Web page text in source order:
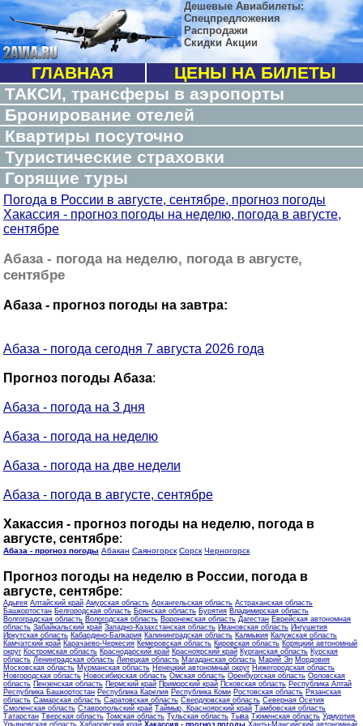
Дешевые Авиабилеты:
Спецпредложения
Распродажи
Скидки Акции
ГЛАВНАЯ
ЦЕНЫ НА БИЛЕТЫ
ТАКСИ, трансферы в аэропорты
Бронирование отелей
Квартиры посуточно
Туристические страховки
Горящие туры
Погода в России в августе, сентябре, прогноз погоды
Хакассия - прогноз погоды на неделю, погода в августе,
сентябре
Абаза - погода на неделю, погода в августе,
сентябре
Абаза - прогноз погоды на завтра:
Абаза - погода сегодня 7 августа 2026 года
Прогноз погоды Абаза:
Абаза - погода на 3 дня
Абаза - погода на неделю
Абаза - погода на две недели
Абаза - погода в августе, сентябре
Хакассия - прогноз погоды на неделю, погода в
августе, сентябре:
Абаза - прогноз погоды Абакан Саяногорск Сорск Черногорск
Прогноз погоды на неделю в России, погода в
августе, сентябре:
Адыгея Алтайский край Амурская область Архангельская область Астраханская область
Башкортостан Белгородская область Брянская область Бурятия Владимирская область
Волгоградская область Вологодская область Воронежская область Дагестан Еврейская автономная
область Забайкальский край Западно-Казахстанская область Ивановская область Ингушетия
Иркутская область Кабардино-Балкария Калининградская область Калмыкия Калужская область
Камчатский край Карачаево-Черкесия Кемеровская область Кировская область Коряцкий автономный
округ Костромская область Краснодарский край Красноярский край Курганская область Курская
область Ленинградская область Липецкая область Магаданская область Марий Эл Мордовия
Московская область Мурманская область Ненецкий автономный округ Нижегородская область
Новгородская область Новосибирская область Омская область Оренбургская область Орловская
область Пензенская область Пермский край Приморский край Псковская область Республика Алтай
Республика Башкортостан Республика Карелия Республика Коми Ростовская область Рязанская
область Самарская область Саратовская область Свердловская область Северная Осетия
Смоленская область Ставропольский край Таймыр, Красноярский край Тамбовская область
Татарстан Тверская область Томская область Тульская область Тыва Тюменская область Удмуртия
Ульяновская область Хабаровский край Хакассия - прогноз погоды Ханты-Мансийский автономный